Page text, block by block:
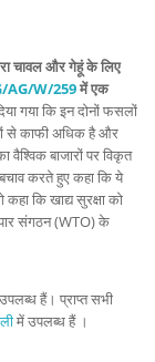
चावल और गेहूं के लिए
AG/W/259में एक
गया कि इन दोनों फसलों
से काफी अधिक है और
वैश्विक बाजारों पर विकृत
करते हुए कहा कि ये
कि खाद्य सुरक्षा को
संगठन (WTO) के
हैं। प्राप्त सभी
में उपलब्ध हैं ।